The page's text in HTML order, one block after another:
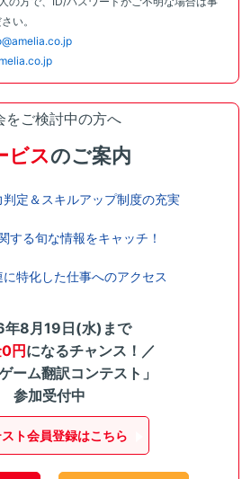
い。
をご検討中の方へ
ビスのご案内
定＆スキルアップ制度の充実
する旬な情報をキャッチ！
特化した仕事へのアクセス
8月19日(水)まで
0円になるチャンス！／
ーム翻訳コンテスト」
参加受付中
ト会員登録はこちら